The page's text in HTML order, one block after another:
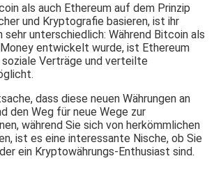
als auch Ethereum auf dem Prinzip
und Kryptografie basieren, ist ihr
unterschiedlich: Während Bitcoin als
entwickelt wurde, ist Ethereum
Verträge und verteilte
dass diese neuen Währungen an
den Weg für neue Wege zur
während Sie sich von herkömmlichen
ist es eine interessante Nische, ob Sie
ein Kryptowährungs-Enthusiast sind.